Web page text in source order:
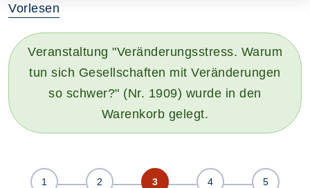
Vorlesen
Veranstaltung "Veränderungsstress. Warum
tun sich Gesellschaften mit Veränderungen
so schwer?" (Nr. 1909) wurde in den
Warenkorb gelegt.